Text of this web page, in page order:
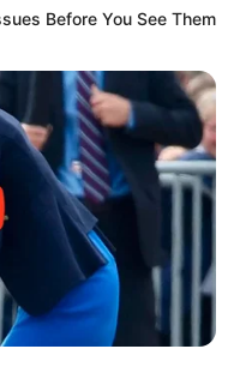
Before You See Them